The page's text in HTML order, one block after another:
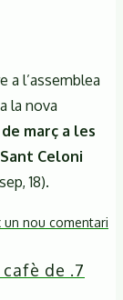
a l’assemblea
la nova
març a les
Celoni
18).
un nou comentari
de .7